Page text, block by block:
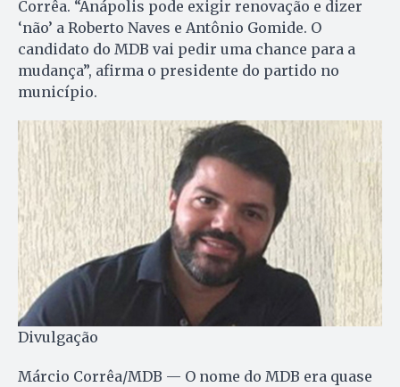
Corrêa. “Anápolis pode exigir renovação e dizer
‘não’ a Roberto Naves e Antônio Gomide. O
candidato do MDB vai pedir uma chance para a
mudança”, afirma o presidente do partido no
município.
Divulgação
Márcio Corrêa/MDB — O nome do MDB era quase